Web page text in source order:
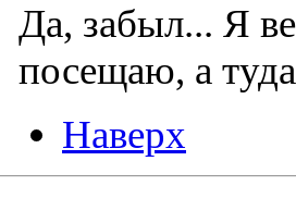
Да, забыл... Я
посещаю, а
Наверх